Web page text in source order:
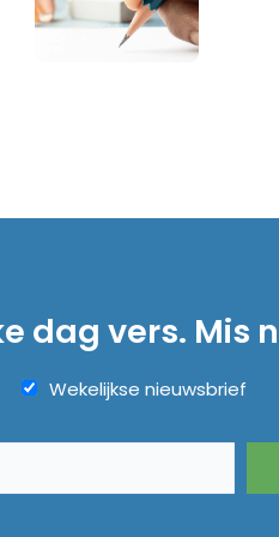
dag vers. Mis
Wekelijkse nieuwsbrief